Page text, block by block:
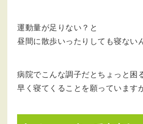
運動量が足りない？と
昼間に散歩いったりしても寝ない
病院でこんな調子だとちょっと困
早く寝てくることを願っています